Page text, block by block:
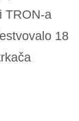
TRON-a
18